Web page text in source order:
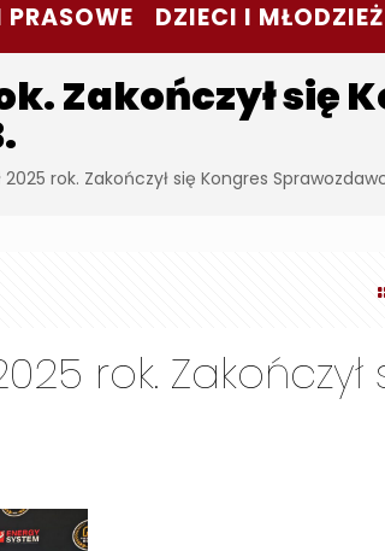
PRASOWE DZIECI I MŁODZIEŻ
Zakończył się
rok. Zakończył się Kongres
rok. Zakończył